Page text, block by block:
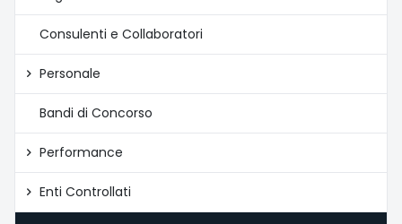
Consulenti e Collaboratori
Personale
Bandi di Concorso
Performance
Enti Controllati